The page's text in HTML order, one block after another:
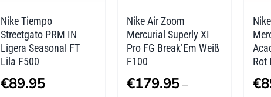
Produktseite
gewählt
Produktseite
gewählt
Nike Tiempo
Streetgato PRM IN
Ligera Seasonal FT
Lila F500
€89.95
Nike Air Zoom
Mercurial Superly XI
Pro FG Break’Em Weiß
F100
€179.95–
Rot
€